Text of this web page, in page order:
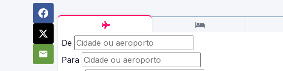
De
Para